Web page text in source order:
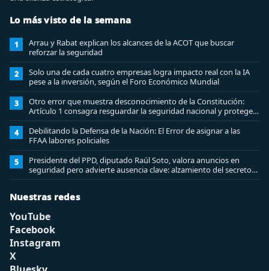
Lo más visto de la semana
1
Arrau y Rabat explican los alcances de la ACOT que buscar
reforzar la seguridad
2
Solo una de cada cuatro empresas logra impacto real con la IA
pese a la inversión, según el Foro Económico Mundial
3
Otro error que muestra desconocimiento de la Constitución:
Artículo 1 consagra resguardar la seguridad nacional y proteger
a los ciudadanos
4
Debilitando la Defensa de la Nación: El Error de asignar a las
FFAA labores policiales
5
Presidente del PPD, diputado Raúl Soto, valora anuncios en
seguridad pero advierte ausencia clave: alzamiento del secreto
bancario
Nuestras redes
YouTube
Facebook
Instagram
X